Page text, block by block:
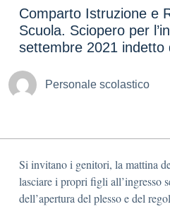
Comparto Istruzione e
Scuola. Sciopero per
settembre 2021 indetto
Personale scolastico
Si invitano i genitori, la mattina
lasciare i propri figli all’ingresso
dell’apertura del plesso e del